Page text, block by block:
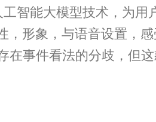
智能大模型技术，为用
形象，与语音设置，
在事件看法的分歧，但